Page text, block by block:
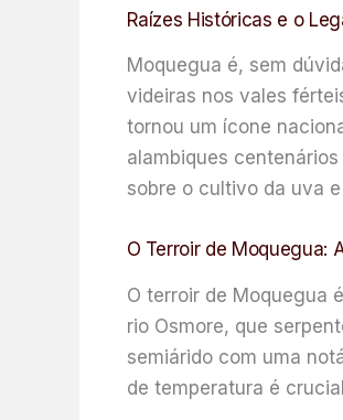
Raízes Históricas e o
Moquegua é, sem
videiras nos vales
tornou um ícone
alambiques
sobre o cultivo da uva
O Terroir de Moquegua:
O terroir de Moquegua
rio Osmore, que
semiárido com uma
de temperatura é